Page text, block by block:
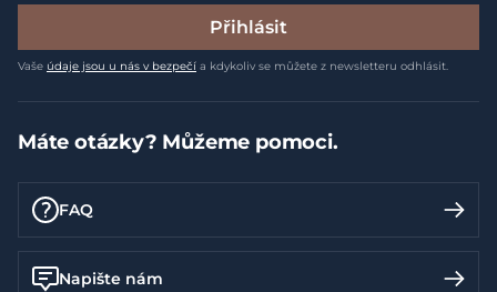
Přihlásit
Vaše údaje jsou u nás v bezpečí a kdykoliv se můžete z newsletteru odhlásit.
Máte otázky? Můžeme pomoci.
FAQ
Napište nám